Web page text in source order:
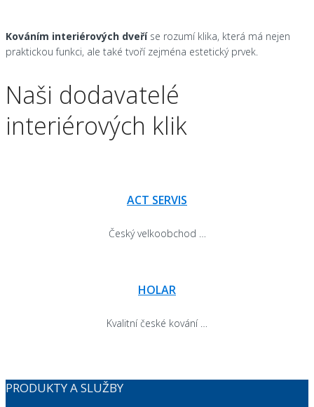
Kováním interiérových dveříse rozumí klika, která má nejen
praktickou funkci, ale také tvoří zejména estetický prvek.
Naši dodavatelé
interiérových klik
ACT SERVIS
Český velkoobchod …
HOLAR
Kvalitní české kování …
PRODUKTY A SLUŽBY